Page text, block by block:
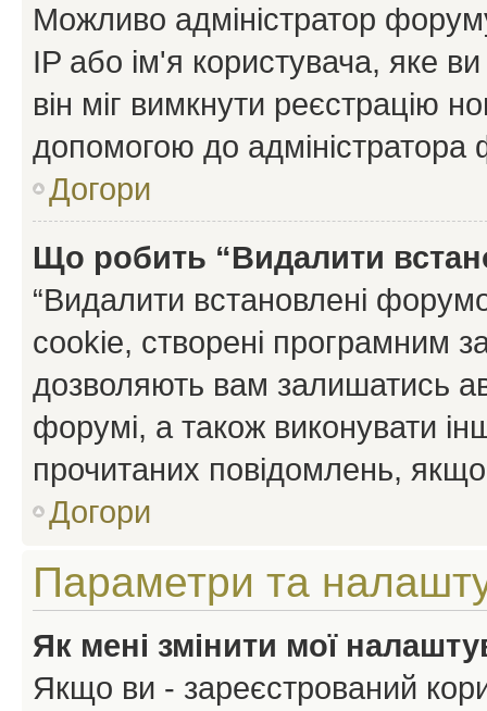
Можливо адміністратор
IP або ім'я користувача, яке
він міг вимкнути реєстрацію
допомогою до адміністратора
Догори
Що робить “Видалити
“Видалити встановлені
cookie, створені програмним
дозволяють вам залишатись
форумі, а також виконувати
прочитаних повідомлень,
Догори
Параметри та
Як мені змінити мої
Якщо ви - зареєстрований